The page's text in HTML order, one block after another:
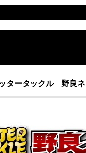
タータックル 野良ネ